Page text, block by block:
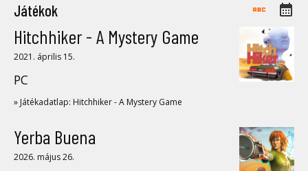
Játékok
Hitchhiker - A Mystery Game
2021. április 15.
PC
» Játékadatlap: Hitchhiker - A Mystery Game
Yerba Buena
2026. május 26.